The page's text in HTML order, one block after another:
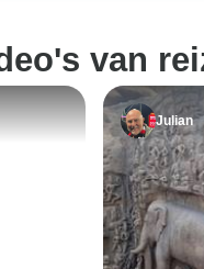
van
Julian